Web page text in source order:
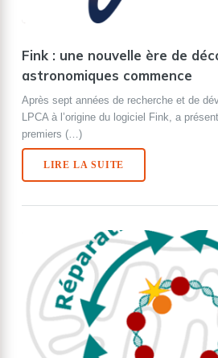
Fink : une nouvelle ère de
astronomiques commence
Après sept années de recherche et de
LPCA à l’origine du logiciel Fink, a
premiers (…)
LIRE LA SUITE